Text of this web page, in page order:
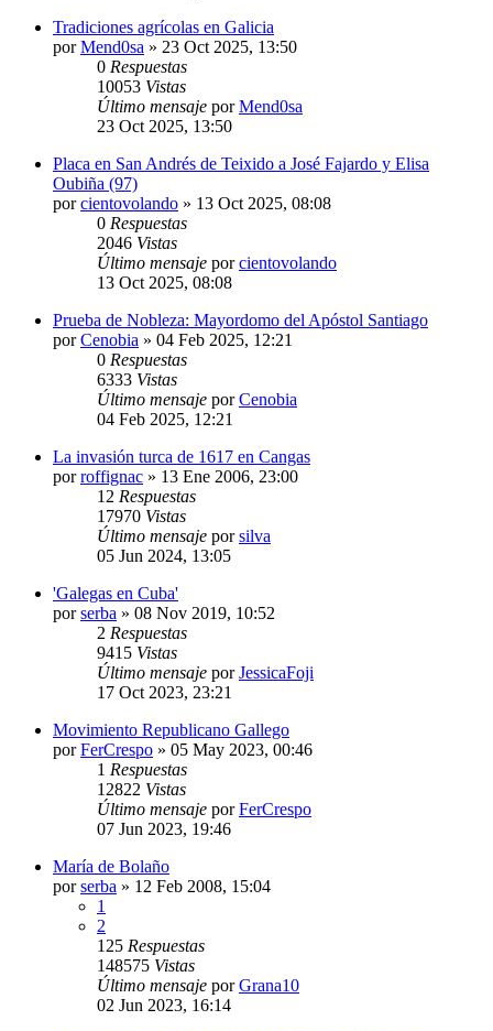
Tradiciones agrícolas en Galicia
porMend0sa » 23 Oct 2025, 13:50
0 Respuestas
10053 Vistas
Último mensaje porMend0sa
23 Oct 2025, 13:50
Placa en San Andrés de Teixido a José Fajardo y Elisa
Oubiña (97)
porcientovolando » 13 Oct 2025, 08:08
0 Respuestas
2046 Vistas
Último mensaje porcientovolando
13 Oct 2025, 08:08
Prueba de Nobleza: Mayordomo del Apóstol Santiago
porCenobia » 04 Feb 2025, 12:21
0 Respuestas
6333 Vistas
Último mensaje porCenobia
04 Feb 2025, 12:21
La invasión turca de 1617 en Cangas
porroffignac » 13 Ene 2006, 23:00
12 Respuestas
17970 Vistas
Último mensaje porsilva
05 Jun 2024, 13:05
'Galegas en Cuba'
porserba » 08 Nov 2019, 10:52
2 Respuestas
9415 Vistas
Último mensaje porJessicaFoji
17 Oct 2023, 23:21
Movimiento Republicano Gallego
porFerCrespo » 05 May 2023, 00:46
1 Respuestas
12822 Vistas
Último mensaje porFerCrespo
07 Jun 2023, 19:46
María de Bolaño
porserba » 12 Feb 2008, 15:04
1
2
125 Respuestas
148575 Vistas
Último mensaje porGrana10
02 Jun 2023, 16:14